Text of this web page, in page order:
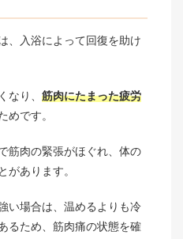
、入浴によって回復を助け
なり、 筋肉にたまった疲労
めです。
筋肉の緊張がほぐれ、体の
があります。
い場合は、温めるよりも冷
るため、筋肉痛の状態を確